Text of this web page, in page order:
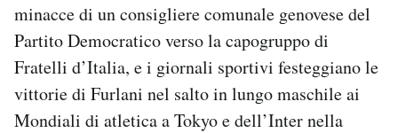
minacce di un consigliere comunale genovese del
Partito Democratico verso la capogruppo di
Fratelli d’Italia, e i giornali sportivi festeggiano le
vittorie di Furlani nel salto in lungo maschile ai
Mondiali di atletica a Tokyo e dell’Inter nella